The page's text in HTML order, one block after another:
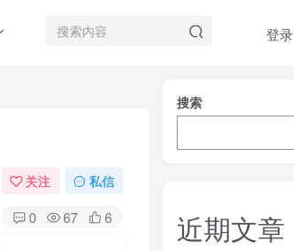
登录
关注 私信
0 67 6
搜索
近期文章